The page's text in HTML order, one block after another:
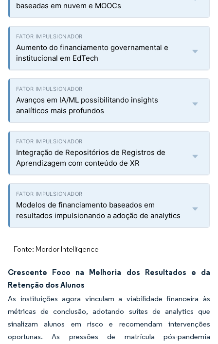
baseadas em nuvem e MOOCs
Aumento do financiamento governamental e
institucional em EdTech
Avanços em IA/ML possibilitando insights
analíticos mais profundos
Integração de Repositórios de Registros de
Aprendizagem com conteúdo de XR
Modelos de financiamento baseados em
resultados impulsionando a adoção de analytics
Fonte: Mordor Intelligence
Crescente Foco na Melhoria dos Resultados e da
Retenção dos Alunos
As instituições agora vinculam a viabilidade financeira às
métricas de conclusão, adotando suítes de analytics que
sinalizam alunos em risco e recomendam intervenções
oportunas. As pressões de matrícula pós-pandemia